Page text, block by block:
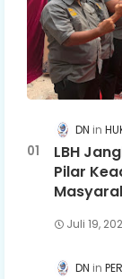
DN
LBH
Pilar
Juli 19,
DN